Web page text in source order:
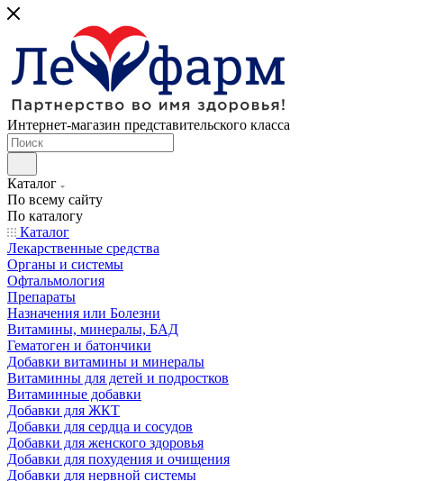
Интернет-магазин представительского класса
Каталог
По всему сайту
По каталогу
Каталог
Лекарственные средства
Органы и системы
Офтальмология
Препараты
Назначения или Болезни
Витамины, минералы, БАД
Гематоген и батончики
Добавки витамины и минералы
Витаминны для детей и подростков
Витаминные добавки
Добавки для ЖКТ
Добавки для сердца и сосудов
Добавки для женского здоровья
Добавки для похудения и очищения
Добавки для нервной системы